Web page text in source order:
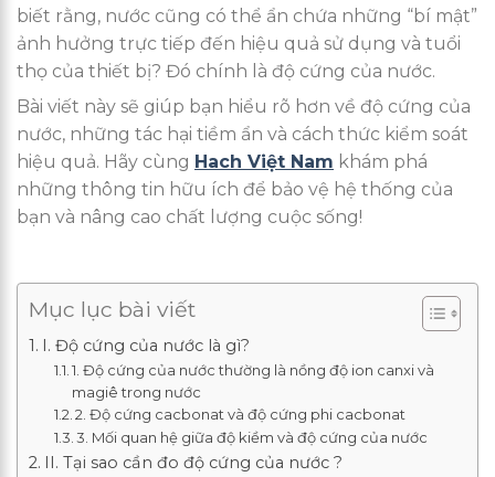
biết rằng, nước cũng có thể ẩn chứa những “bí mật”
ảnh hưởng trực tiếp đến hiệu quả sử dụng và tuổi
thọ của thiết bị? Đó chính là độ cứng của nước.
Bài viết này sẽ giúp bạn hiểu rõ hơn về độ cứng của
nước, những tác hại tiềm ẩn và cách thức kiểm soát
hiệu quả. Hãy cùng Hach Việt Nam khám phá
những thông tin hữu ích để bảo vệ hệ thống của
bạn và nâng cao chất lượng cuộc sống!
Mục lục bài viết
I. Độ cứng của nước là gì?
1. Độ cứng của nước thường là nồng độ ion canxi và
magiê trong nước
2. Độ cứng cacbonat và độ cứng phi cacbonat
3. Mối quan hệ giữa độ kiềm và độ cứng của nước
II. Tại sao cần đo độ cứng của nước ?